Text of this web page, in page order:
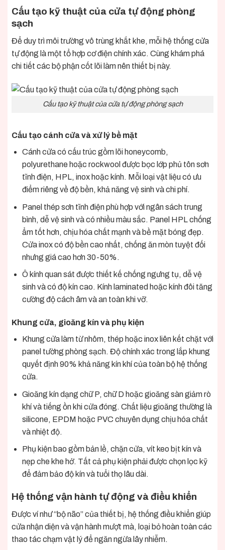
Cấu tạo kỹ thuật của cửa tự động phòng
sạch
Để duy trì môi trường vô trùng khắt khe, mỗi hệ thống cửa
tự động là một tổ hợp cơ điện chính xác. Cùng khám phá
chi tiết các bộ phận cốt lõi làm nên thiết bị này.
Cấu tạo kỹ thuật của cửa tự động phòng sạch
Cấu tạo cánh cửa và xử lý bề mặt
Cánh cửa có cấu trúc gồm lõi honeycomb,
polyurethane hoặc rockwool được bọc lớp phủ tôn sơn
tĩnh điện, HPL, inox hoặc kính. Mỗi loại vật liệu có ưu
điểm riêng về độ bền, khả năng vệ sinh và chi phí.
Panel thép sơn tĩnh điện phù hợp với ngân sách trung
bình, dễ vệ sinh và có nhiều màu sắc. Panel HPL chống
ẩm tốt hơn, chịu hóa chất mạnh và bề mặt bóng đẹp.
Cửa inox có độ bền cao nhất, chống ăn mòn tuyệt đối
nhưng giá cao hơn 30-50%.
Ô kính quan sát được thiết kế chống ngưng tụ, dễ vệ
sinh và có độ kín cao. Kính laminated hoặc kính đôi tăng
cường độ cách âm và an toàn khi vỡ.
Khung cửa, gioăng kín và phụ kiện
Khung cửa làm từ nhôm, thép hoặc inox liên kết chặt với
panel tường phòng sạch. Độ chính xác trong lắp khung
quyết định 90% khả năng kín khí của toàn bộ hệ thống
cửa.
Gioăng kín dạng chữ P, chữ D hoặc gioăng sàn giảm rò
khí và tiếng ồn khi cửa đóng. Chất liệu gioăng thường là
silicone, EPDM hoặc PVC chuyên dụng chịu hóa chất
và nhiệt độ.
Phụ kiện bao gồm bản lề, chặn cửa, vít keo bịt kín và
nẹp che khe hở. Tất cả phụ kiện phải được chọn lọc kỹ
để đảm bảo độ kín và tuổi thọ lâu dài.
Hệ thống vận hành tự động và điều khiển
Được ví như “bộ não” của thiết bị, hệ thống điều khiển giúp
cửa nhận diện và vận hành mượt mà, loại bỏ hoàn toàn các
thao tác chạm vật lý để ngăn ngừa lây nhiễm.